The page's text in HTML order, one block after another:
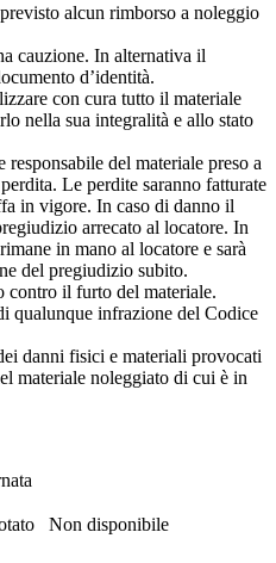
alcun rimborso a noleggio
cauzione. In alternativa il
d’identità.
con cura tutto il materiale
nella sua integralità e allo stato
del materiale preso a
Le perdite saranno fatturate
in vigore. In caso di danno il
arrecato al locatore. In
in mano al locatore e sarà
del pregiudizio subito.
contro il furto del materiale.
qualunque infrazione del Codice
danni fisici e materiali provocati
materiale noleggiato di cui è in
Non disponibile